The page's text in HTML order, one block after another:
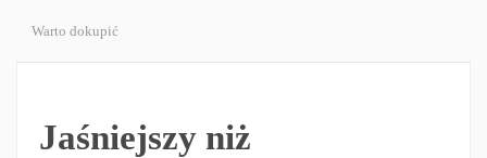
Warto dokupić
Jaśniejszy niż